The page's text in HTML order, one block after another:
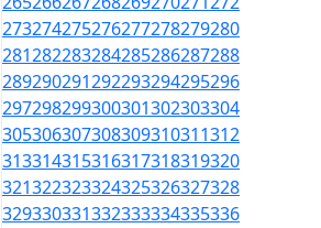
273274275276277278279280
281282283284285286287288
289290291292293294295296
297298299300301302303304
305306307308309310311312
313314315316317318319320
321322323324325326327328
329330331332333334335336